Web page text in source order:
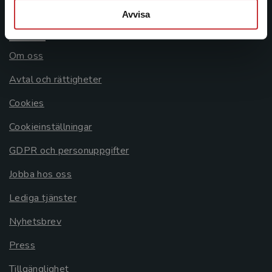
Avvisa
Allmänna länkar
Om oss
Avtal och rättigheter
Cookies
Cookieinställningar
GDPR och personuppgifter
Jobba hos oss
Lediga tjänster
Nyhetsbrev
Press
Tillgänglighet